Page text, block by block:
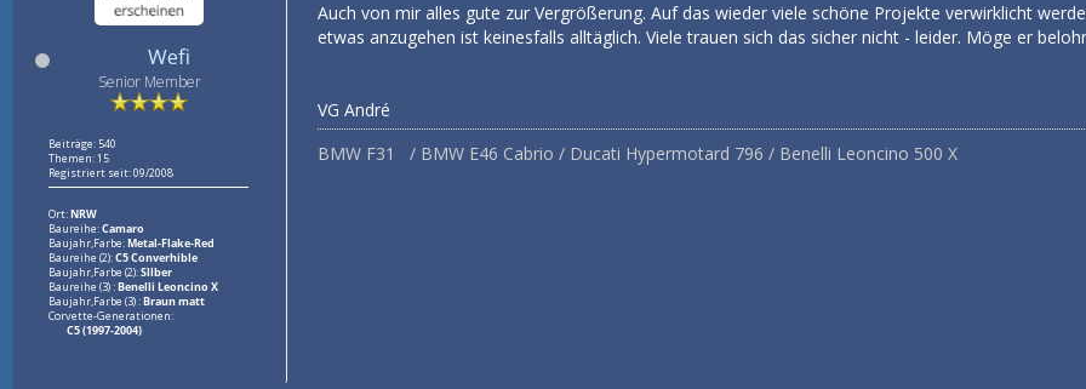
Wefi
Senior Member
Beiträge: 540
Themen: 15
Registriert seit: 09/2008
Ort:NRW
Baureihe:Camaro
Baujahr,Farbe:Metal-Flake-Red
Baureihe (2):C5 Converhible
Baujahr,Farbe (2):Sllber
Baureihe (3) :Benelli Leoncino X
Baujahr,Farbe (3) :Braun matt
Corvette-Generationen:
C5 (1997-2004)
Auch von mir alles gute zur Vergrößerung. Auf das wieder viele schöne Projekte verwirklicht
etwas anzugehen ist keinesfalls alltäglich. Viele trauen sich das sicher nicht - leider. Möge er
VG André
BMW F31 / BMW E46 Cabrio / Ducati Hypermotard 796 / Benelli Leoncino 500 X